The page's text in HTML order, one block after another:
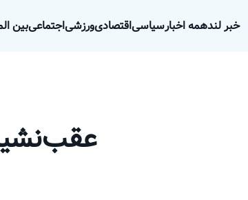
خبر لندهمه اخبارسیاسیاقتصادیورزشیاجتماعیبین